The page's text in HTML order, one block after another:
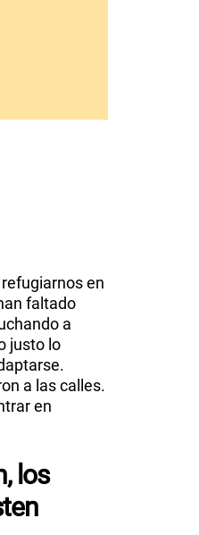
en
faltado
a
justo lo
a las calles.
en
los